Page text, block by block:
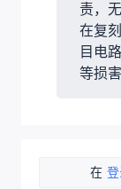
责，
在复
目电
等损
在